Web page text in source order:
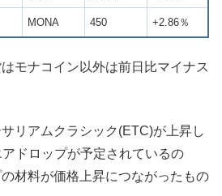
MONA 450 +2.86％
モナコイン以外は前日比マイナス
リアムクラシック(ETC)が上昇し
ドロップが予定されているの
材料が価格上昇につながったもの